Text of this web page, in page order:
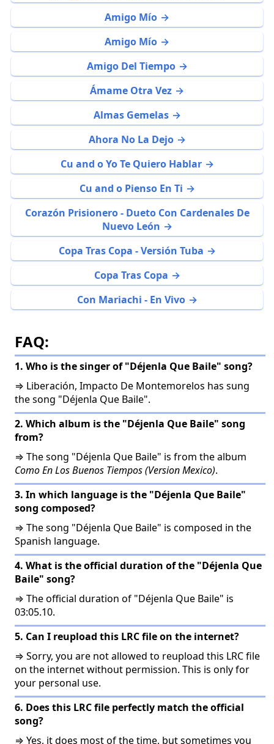
Amigo Mío
Amigo Mío
Amigo Del Tiempo
Ámame Otra Vez
Almas Gemelas
Ahora No La Dejo
Cu and o Yo Te Quiero Hablar
Cu and o Pienso En Ti
Corazón Prisionero - Dueto Con Cardenales De
Nuevo León
Copa Tras Copa - Versión Tuba
Copa Tras Copa
Con Mariachi - En Vivo
FAQ:
1. Who is the singer of "Déjenla Que Baile" song?
⇒ Liberación, Impacto De Montemorelos has sung
the song "Déjenla Que Baile".
2. Which album is the "Déjenla Que Baile" song
from?
⇒ The song "Déjenla Que Baile" is from the album
Como En Los Buenos Tiempos (Version Mexico).
3. In which language is the "Déjenla Que Baile"
song composed?
⇒ The song "Déjenla Que Baile" is composed in the
Spanish language.
4. What is the official duration of the "Déjenla Que
Baile" song?
⇒ The official duration of "Déjenla Que Baile" is
03:05.10.
5. Can I reupload this LRC file on the internet?
⇒ Sorry, you are not allowed to reupload this LRC file
on the internet without permission. This is only for
your personal use.
6. Does this LRC file perfectly match the official
song?
⇒ Yes, it does most of the time, but sometimes you